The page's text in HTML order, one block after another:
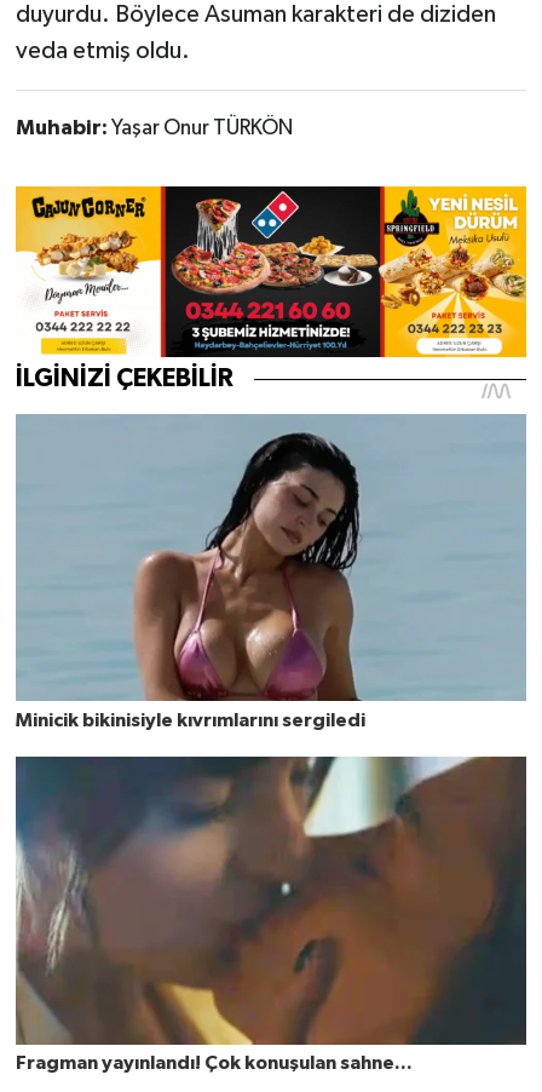
duyurdu. Böylece Asuman karakteri de diziden
veda etmiş oldu.
Muhabir: Yaşar Onur TÜRKÖN